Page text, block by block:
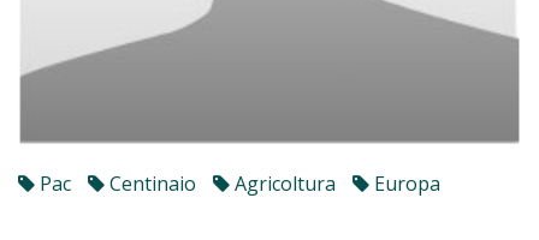
Pac Centinaio Agricoltura Europa